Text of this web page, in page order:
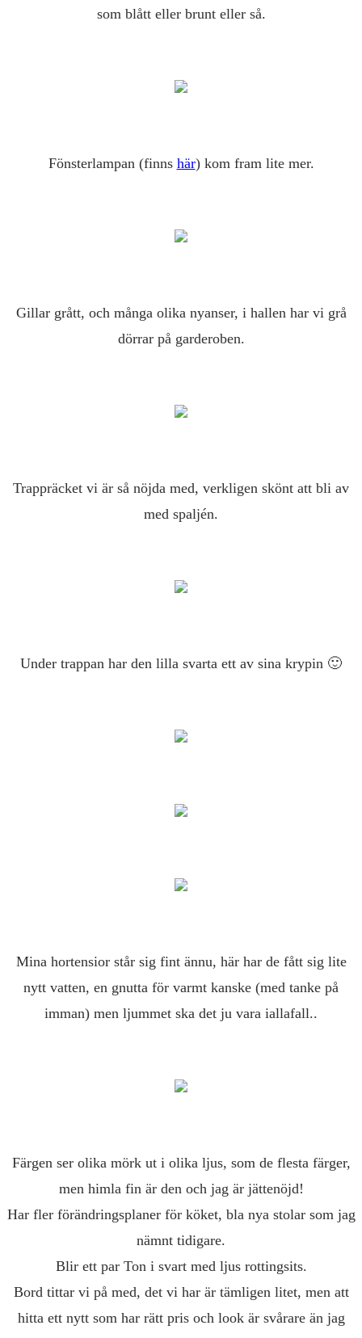
som blått eller brunt eller så.
Fönsterlampan (finns här) kom fram lite mer.
Gillar grått, och många olika nyanser, i hallen har vi grå
dörrar på garderoben.
Trappräcket vi är så nöjda med, verkligen skönt att bli av
med spaljén.
Under trappan har den lilla svarta ett av sina krypin 🙂
Mina hortensior står sig fint ännu, här har de fått sig lite
nytt vatten, en gnutta för varmt kanske (med tanke på
imman) men ljummet ska det ju vara iallafall..
Färgen ser olika mörk ut i olika ljus, som de flesta färger,
men himla fin är den och jag är jättenöjd!
Har fler förändringsplaner för köket, bla nya stolar som jag
nämnt tidigare.
Blir ett par Ton i svart med ljus rottingsits.
Bord tittar vi på med, det vi har är tämligen litet, men att
hitta ett nytt som har rätt pris och look är svårare än jag